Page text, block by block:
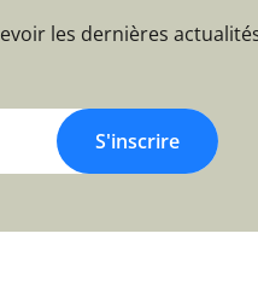
les dernières
S'inscrire